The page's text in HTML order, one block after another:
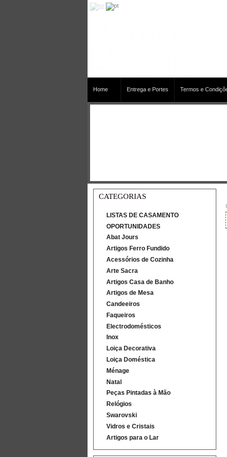
Home Entrega e Portes Termos e
CATEGORIAS
LISTAS DE CASAMENTO
OPORTUNIDADES
Abat Jours
Artigos Ferro Fundido
Acessórios de Cozinha
Arte Sacra
Artigos Casa de Banho
Artigos de Mesa
Candeeiros
Faqueiros
Electrodomésticos
Inox
Loiça Decorativa
Loiça Doméstica
Ménage
Natal
Peças Pintadas à Mão
Relógios
Swarovski
Vidros e Cristais
Artigos para o Lar